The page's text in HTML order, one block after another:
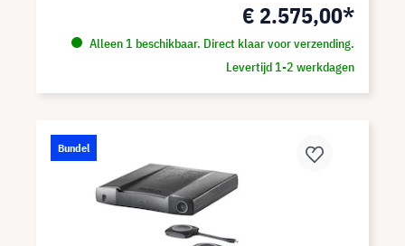
€ 2.575,00*
Alleen 1 beschikbaar. Direct klaar voor verzending.
Levertijd 1-2 werkdagen
Bundel